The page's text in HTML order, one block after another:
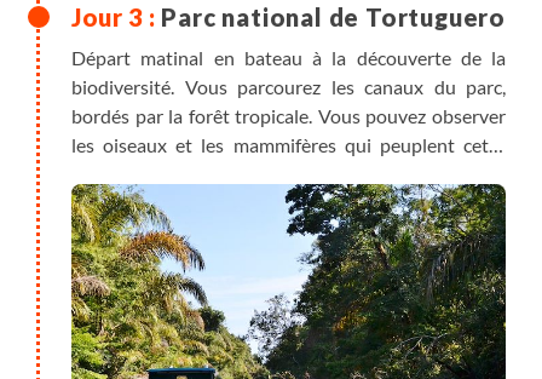
Parc national de Tortuguero
Départ matinal en bateau à la découverte de la
biodiversité. Vous parcourez les canaux du parc,
bordés par la forêt tropicale. Vous pouvez observer
les oiseaux et les mammifères qui peuplent cette
iguanes, perroquets et aras, toucans et autres
oiseaux). Dans l'après-midi, découverte à pied de
l'exubérante flore de la région depuis les sentiers de
l'hôtel.
Note : possibilité d'observer de nuit la ponte des